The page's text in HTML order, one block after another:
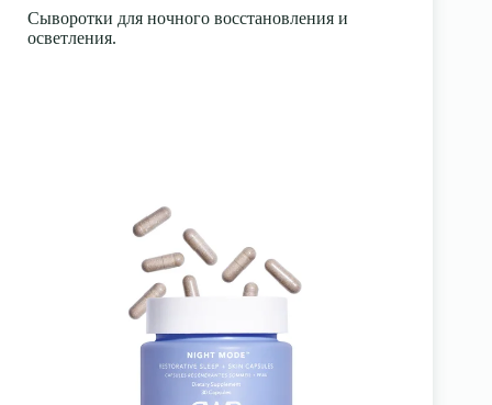
Сыворотки для ночного восстановления и
осветления.